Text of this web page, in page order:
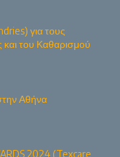
για τους
και του Καθαρισμού
Αθήνα
2024 (Texcare